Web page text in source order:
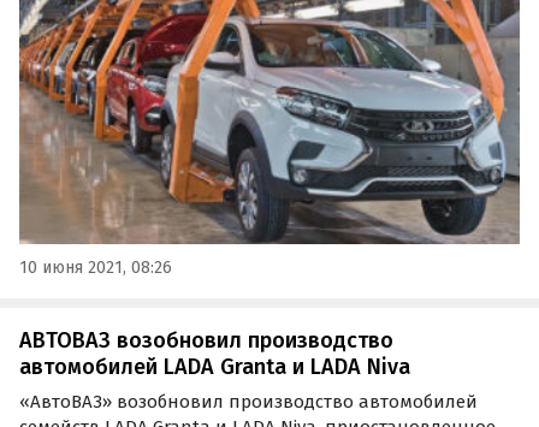
приостановлено с 7 по 9 июня из-за нехватки
комплектующих.
10 июня 2021, 08:26
АВТОВАЗ возобновил производство
автомобилей LADA Granta и LADA Niva
«АвтоВАЗ» возобновил производство автомобилей